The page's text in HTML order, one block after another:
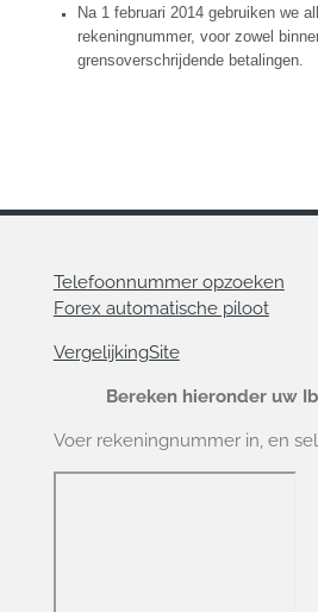
Na 1 februari 2014 gebruiken we
rekeningnummer, voor zowel
grensoverschrijdende betalingen.
Telefoonnummer opzoeken
Forex automatische piloot
VergelijkingSite
Bereken hieronder uw
Voer rekeningnummer in, en